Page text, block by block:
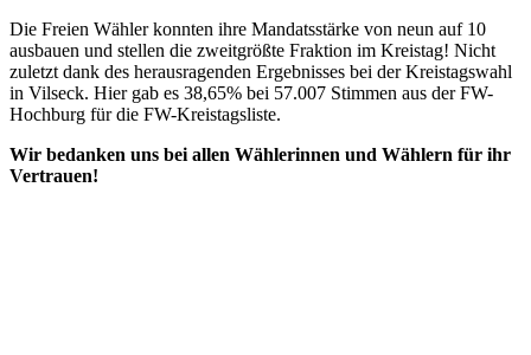
Die Freien Wähler konnten ihre Mandatsstärke von neun auf 10
ausbauen und stellen die zweitgrößte Fraktion im Kreistag! Nicht
zuletzt dank des herausragenden Ergebnisses bei der Kreistagswahl
in Vilseck. Hier gab es 38,65% bei 57.007 Stimmen aus der FW-
Hochburg für die FW-Kreistagsliste.
Wir bedanken uns bei allen Wählerinnen und Wählern für ihr
Vertrauen!